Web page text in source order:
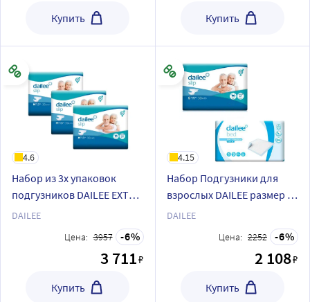
Купить Купить
4.6
Набор из 3х упаковок
подгузников DAILEE EXTRA
PLUS M30
DAILEE
Цена: 3957 6
3 711₽
Купить
4.15
Набор Подгузники для
взрослых DAILEE размер S
30 штук + Пелёнки DAILEE
DAILEE
Цена: 2252 6
2 108₽
Купить